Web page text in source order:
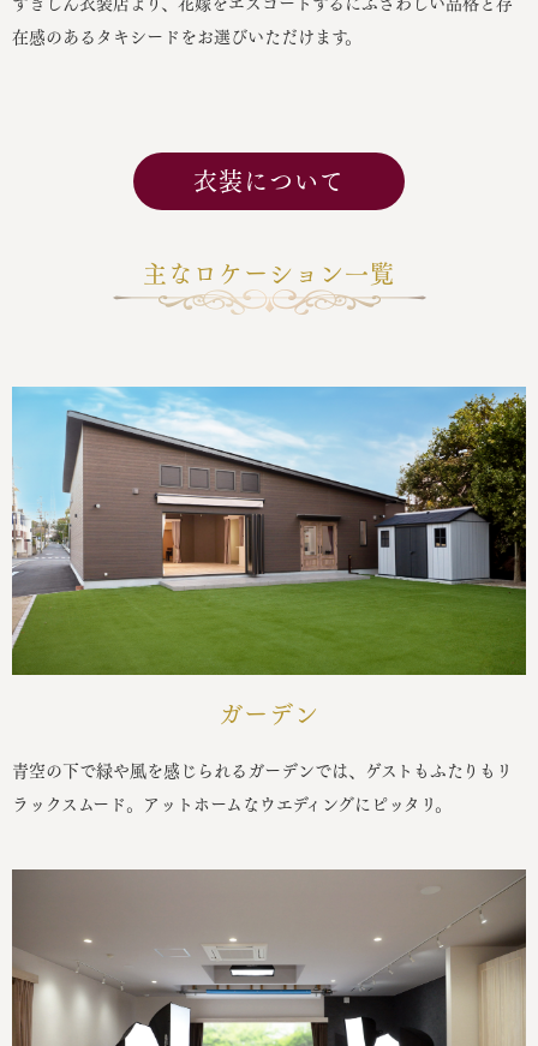
在感のあるタキシードをお選びいただけます。
衣装について
主なロケーション一覧
ガーデン
青空の下で緑や風を感じられるガーデンでは、ゲストもふたりもリ
ラックスムード。アットホームなウエディングにピッタリ。